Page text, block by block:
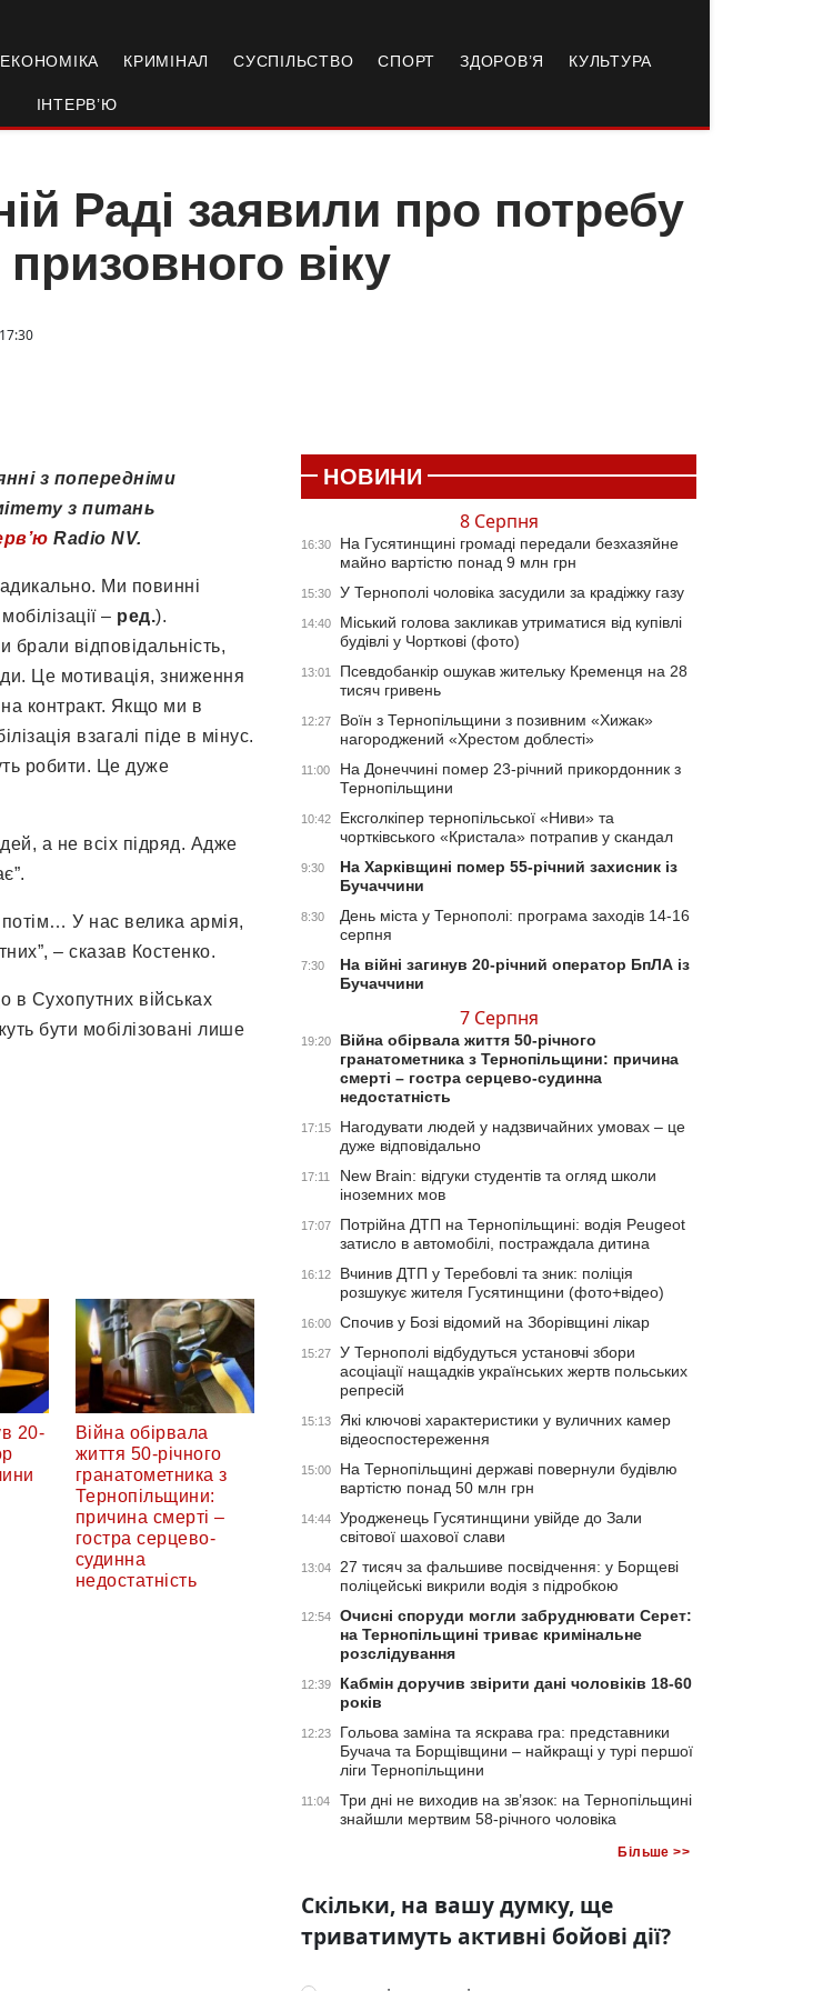
ЕКОНОМІКА КРИМІНАЛ СУСПІЛЬСТВО СПОРТ ЗДОРОВ’Я КУЛЬТУРА
ІНТЕРВ’Ю
Раді заявили про потребу
віку
з попередніми
з питань
Radio NV.
Ми повинні
– ред.).
відповідальність,
Це мотивація, зниження
на контракт. Якщо ми в
взагалі піде в мінус.
робити. Це дуже
а не всіх підряд. Адже
У нас велика армія,
– сказав Костенко.
в Сухопутних військах
бути мобілізовані лише
20-
Війна обірвала
життя 50-річного
гранатометника з
Тернопільщини:
причина смерті –
гостра серцево-
судинна
недостатність
НОВИНИ
8 Серпня
16:30
На Гусятинщині громаді передали безхазяйне
майно вартістю понад 9 млн грн
15:30 У Тернополі чоловіка засудили за крадіжку газу
14:40
Міський голова закликав утриматися від купівлі
будівлі у Чорткові (фото)
13:01
Псевдобанкір ошукав жительку Кременця на 28
тисяч гривень
12:27
Воїн з Тернопільщини з позивним «Хижак»
нагороджений «Хрестом доблесті»
11:00
На Донеччині помер 23-річний прикордонник з
Тернопільщини
10:42
Ексголкіпер тернопільської «Ниви» та
чортківського «Кристала» потрапив у скандал
9:30
На Харківщині помер 55-річний захисник із
Бучаччини
8:30
День міста у Тернополі: програма заходів 14-16
серпня
7:30
На війні загинув 20-річний оператор БпЛА із
Бучаччини
7 Серпня
19:20
Війна обірвала життя 50-річного
гранатометника з Тернопільщини: причина
смерті – гостра серцево-судинна
недостатність
17:15
Нагодувати людей у надзвичайних умовах – це
дуже відповідально
17:11
New Brain: відгуки студентів та огляд школи
іноземних мов
17:07
Потрійна ДТП на Тернопільщині: водія Peugeot
затисло в автомобілі, постраждала дитина
16:12
Вчинив ДТП у Теребовлі та зник: поліція
розшукує жителя Гусятинщини (фото+відео)
16:00 Спочив у Бозі відомий на Зборівщині лікар
15:27
У Тернополі відбудуться установчі збори
асоціації нащадків українських жертв польських
репресій
15:13
Які ключові характеристики у вуличних камер
відеоспостереження
15:00
На Тернопільщині державі повернули будівлю
вартістю понад 50 млн грн
14:44
Уродженець Гусятинщини увійде до Зали
світової шахової слави
13:04
27 тисяч за фальшиве посвідчення: у Борщеві
поліцейські викрили водія з підробкою
12:54
Очисні споруди могли забруднювати Серет:
на Тернопільщині триває кримінальне
розслідування
12:39
Кабмін доручив звірити дані чоловіків 18-60
років
12:23
Гольова заміна та яскрава гра: представники
Бучача та Борщівщини – найкращі у турі першої
ліги Тернопільщини
11:04
Три дні не виходив на зв’язок: на Тернопільщині
знайшли мертвим 58-річного чоловіка
Більше >>
Скільки, на вашу думку, ще
триватимуть активні бойові дії?